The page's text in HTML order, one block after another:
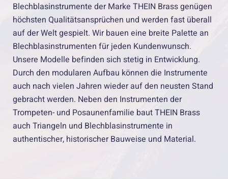
Blechblasinstrumente der Marke THEIN Brass genügen
höchsten Qualitätsansprüchen und werden fast überall
auf der Welt gespielt. Wir bauen eine breite Palette an
Blechblasinstrumenten für jeden Kundenwunsch.
Unsere Modelle befinden sich stetig in Entwicklung.
Durch den modularen Aufbau können die Instrumente
auch nach vielen Jahren wieder auf den neusten Stand
gebracht werden. Neben den Instrumenten der
Trompeten- und Posaunenfamilie baut THEIN Brass
auch Triangeln und Blechblasinstrumente in
authentischer, historischer Bauweise und Material.